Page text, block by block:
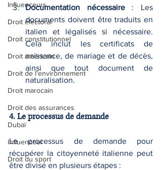
Influenceurs
Droit électoral
Droit constitutionnel
Droit américain
Droit de l'environnement
Droit marocain
Droit des assurances
Dubaï
Influenceur
Droit du sport
Documentation nécessaire : Les
documents doivent être traduits en
italien et légalisés si nécessaire.
Cela inclut les certificats de
naissance, de mariage et de décès,
ainsi que tout document de
naturalisation.
4. Le processus de demande
Le processus de demande pour
récupérer la citoyenneté italienne peut
être divisé en plusieurs étapes :